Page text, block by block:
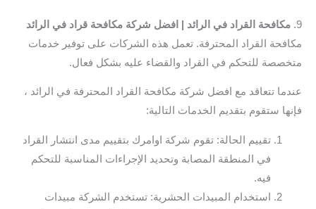
9. مكافحة القراد في الرائد | افضل شركة مكافحة قراد في الرائد
مكافحة القراد المحترفة. تعمل هذه الشركات على توفير خدمات
متخصصة للتحكم في القراد والقضاء عليه بشكل فعال.
عندما تتعاقد مع افضل شركة مكافحة القراد المحترفة في الرائد ،
فإنها ستقوم بتقديم الخدمات التالية:
تقييم الحالة: تقوم شركة اوامرك بتقييم مدى انتشار القراد
في المنطقة المصابة وتحديد الإجراءات المناسبة للتحكم
فيه.
استخدام المبيدات الحشرية: تستخدم الشركة مبيدات